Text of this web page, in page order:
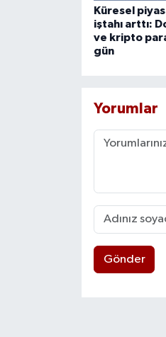
Küresel
iştahı arttı:
ve kripto
gün
Yorumlar
Gönder